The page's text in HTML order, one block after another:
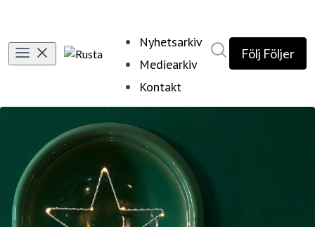
Nyhetsarkiv
Mediearkiv
Kontakt
Följ Följer